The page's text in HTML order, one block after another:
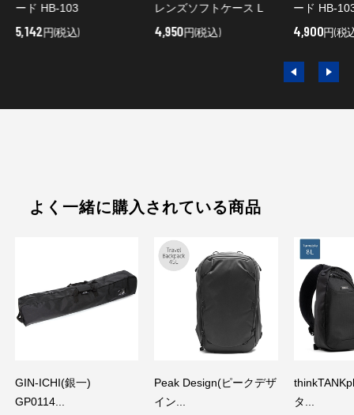
ード HB-103
5,142円(税込)
レンズソフトケース L
4,950円(税込)
ード HB-
4,900円(税
よく一緒に購入されている商品
GIN-ICHI(銀一)
GP0114...
Peak Design(ピークデザ
イン...
タ...